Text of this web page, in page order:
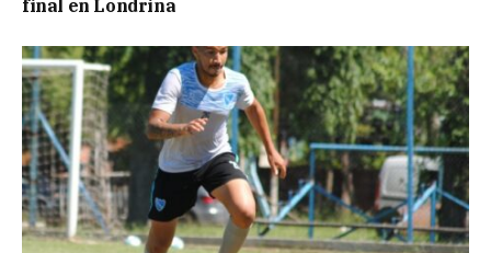
final en Londrina